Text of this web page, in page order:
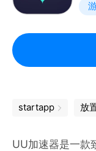
startapp 放
UU加速器是一款